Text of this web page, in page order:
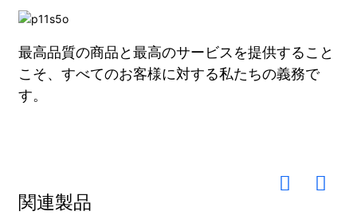
最高品質の商品と最高のサービスを提供すること
こそ、すべてのお客様に対する私たちの義務で
す。
関連製品